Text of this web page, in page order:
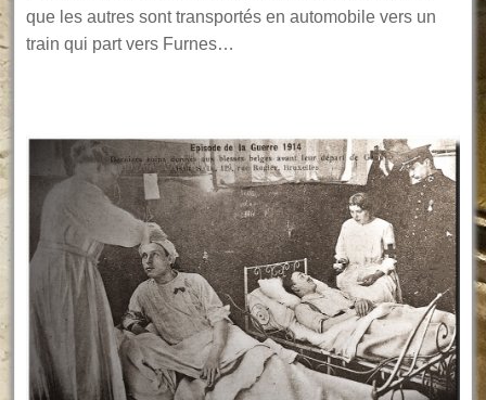
que les autres sont transportés en automobile vers un
train qui part vers Furnes…